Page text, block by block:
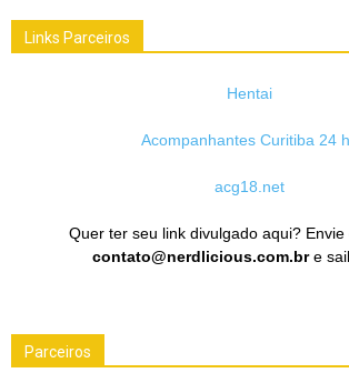
Links Parceiros
Hentai
Acompanhantes Curitiba 24
acg18.net
Quer ter seu link divulgado aqui? Envie
contato@nerdlicious.com.bre
Parceiros